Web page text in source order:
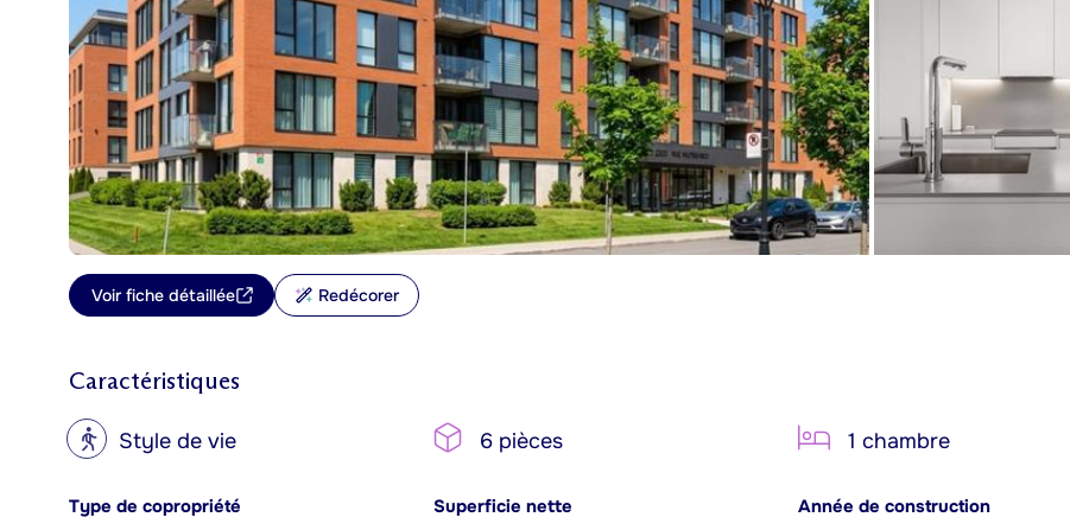
Voir fiche détaillée Redécorer
Caractéristiques
? Style de vie 6 pièces 1 chambre
Type de copropriété
Superficie nette
Année de construction